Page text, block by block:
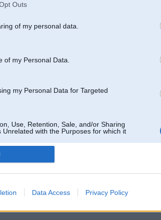
Outs
of my personal data.
of my Personal Data.
my Personal Data for Targeted
Use, Retention, Sale, and/or Sharing
with the Purposes for which it
Data Access Privacy Policy